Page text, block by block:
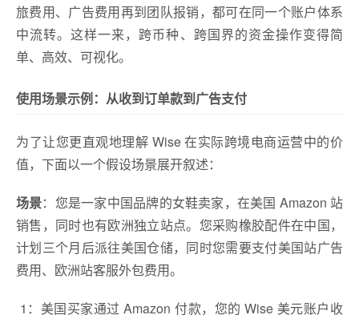
旅费用、广告费用再到团队报销，都可在同一个账户体系
中流转。这样一来，跨币种、跨国界的资金操作变得简
单、高效、可视化。
使用场景示例：从收到订单款到广告支付
为了让您更直观地理解 Wise 在实际跨境电商运营中的价
值，下面以一个假设场景展开叙述：
场景：您是一家中国品牌的女鞋卖家，在美国 Amazon 站
销售，同时也有欧洲独立站点。您采购橡胶配件在中国，
计划三个月后派往美国仓储，同时您需要支付美国站广告
费用、欧洲站客服外包费用。
1：美国买家通过 Amazon 付款，您的 Wise 美元账户收